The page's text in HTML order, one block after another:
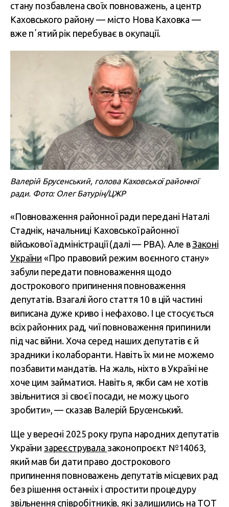
стану позбавлена своїх повноважень, а центр
Каховського району — місто Нова Каховка —
вже пʼятий рік перебуває в окупації.
Валерій Брусенський, голова Каховської районної
ради. Фото: Олег Батурін/ЦЖР
«Повноваження районної ради передані Наталі
Стаднік, начальниці Каховської районної
військової адміністрації (далі — РВА). Але вЗаконі
України «Про правовий режим воєнного стану»
забули передати повноваження щодо
дострокового припинення повноваження
депутатів. Взагалі його стаття 10 в цій частині
виписана дуже криво і нефахово. І це стосується
всіх районних рад, чиї повноваження припинили
під час війни. Хоча серед наших депутатів є й
зрадники і колаборанти. Навіть їх ми не можемо
позбавити мандатів. На жаль, ніхто в Україні не
хоче цим займатися. Навіть я, якби сам не хотів
звільнитися зі своєї посади, не можу цього
зробити», — сказав Валерій Брусенський.
Ще у вересні 2025 року група народних депутатів
України зареєструвала законопроєкт №14063,
який мав би дати право дострокового
припинення повноважень депутатів місцевих рад
без рішення останніх і спростити процедуру
звільнення співробітників, які залишились на ТОТ